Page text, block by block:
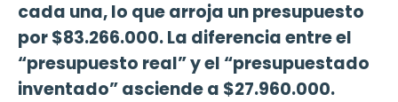
cada una, lo que arroja un presupuesto
por $83.266.000. La diferencia entre el
“presupuesto real” y el “presupuestado
inventado” asciende a $27.960.000.